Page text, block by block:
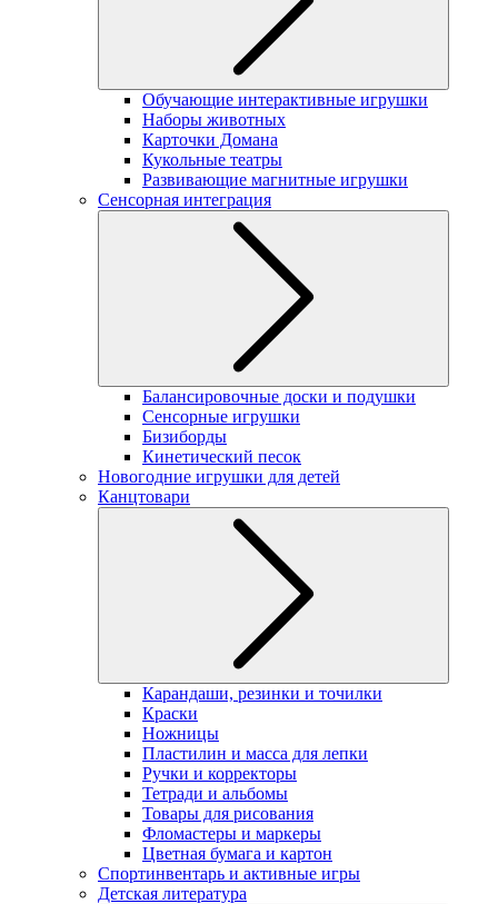
Обучающие интерактивные игрушки
Наборы животных
Карточки Домана
Кукольные театры
Развивающие магнитные игрушки
Сенсорная интеграция
Балансировочные доски и подушки
Сенсорные игрушки
Бизиборды
Кинетический песок
Новогодние игрушки для детей
Канцтовари
Карандаши, резинки и точилки
Краски
Ножницы
Пластилин и масса для лепки
Ручки и корректоры
Тетради и альбомы
Товары для рисования
Фломастеры и маркеры
Цветная бумага и картон
Спортинвентарь и активные игры
Детская литература